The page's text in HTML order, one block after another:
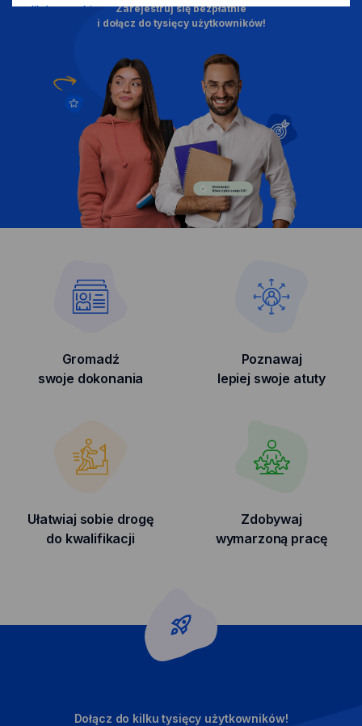
Zarejestruj się bezpłatnie
i dołącz do tysięcy użytkowników!
Gromadź
swoje dokonania
Poznawaj
lepiej swoje atuty
Ułatwiaj sobie drogę
do kwalifikacji
Zdobywaj
wymarzoną pracę
Dołącz do kilku tysięcy użytkowników!
plików cookies.
Zgadzam się